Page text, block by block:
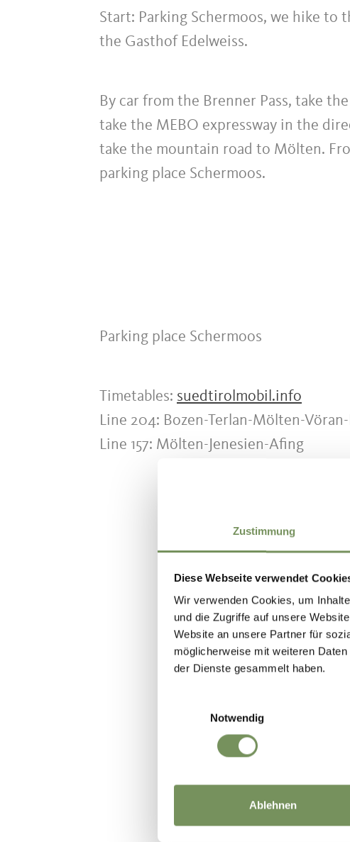
Zustimmung
Diese Webseite verwendet
Wir verwenden Cookies, um
und die Zugriffe auf unsere
Website an unsere Partner für
möglicherweise mit weiteren
der Dienste gesammelt haben.
Notwendig
Ablehnen
Start: Parking Schermoos, we hike to
the Gasthof Edelweiss.
By car from the Brenner Pass, take
take the MEBO expressway in the
take the mountain road to Mölten.
parking place Schermoos.
Parking place Schermoos
Timetables: suedtirolmobil.info
Line 204: Bozen-Terlan-Mölten-
Line 157: Mölten-Jenesien-Afing
WAS DE